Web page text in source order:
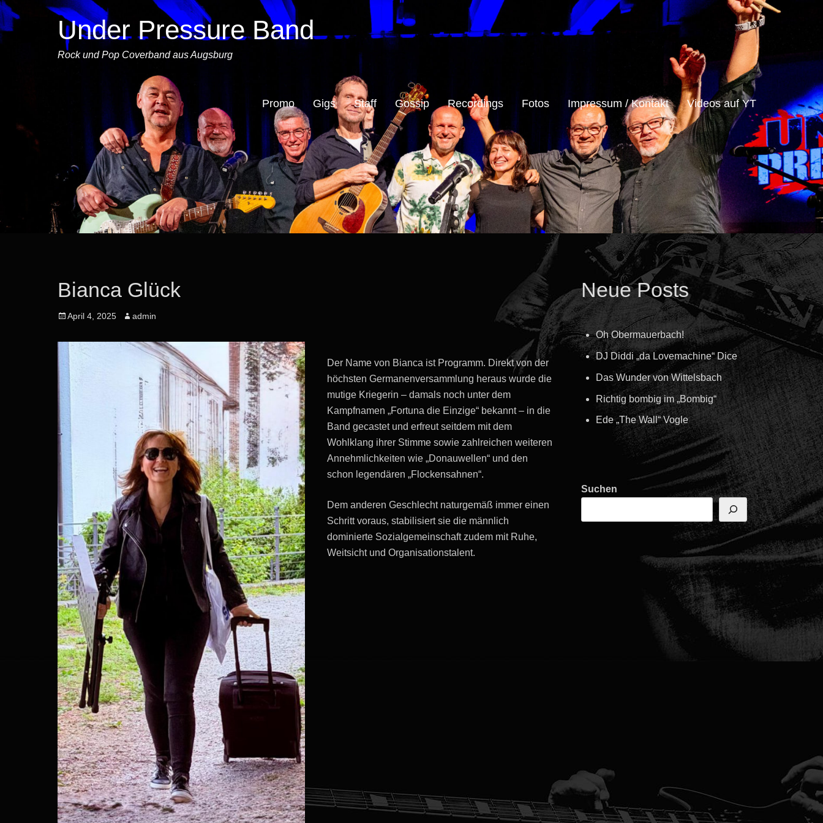
Under Pressure Band
Rock und Pop Coverband aus Augsburg
Promo Gigs Staff Gossip Recordings Fotos Impressum / Kontakt Videos auf YT
Bianca Glück
Posted
April 4, 2025 Author
admin
Der Name von Bianca ist Programm. Direkt von der
höchsten Germanenversammlung heraus wurde die
mutige Kriegerin – damals noch unter dem
Kampfnamen „Fortuna die Einzige“ bekannt – in die
Band gecastet und erfreut seitdem mit dem
Wohlklang ihrer Stimme sowie zahlreichen weiteren
Annehmlichkeiten wie „Donauwellen“ und den
schon legendären „Flockensahnen“.
Dem anderen Geschlecht naturgemäß immer einen
Schritt voraus, stabilisiert sie die männlich
dominierte Sozialgemeinschaft zudem mit Ruhe,
Weitsicht und Organisationstalent.
Neue Posts
Oh Obermauerbach!
DJ Diddi „da Lovemachine“ Dice
Das Wunder von Wittelsbach
Richtig bombig im „Bombig“
Ede „The Wall“ Vogle
Suchen